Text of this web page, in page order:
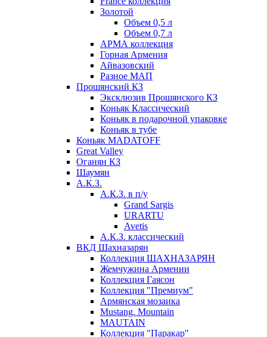
Золотой
Объем 0,5 л
Объем 0,7 л
АРМА коллекция
Горная Армения
Айвазовский
Разное МАП
Прошянский КЗ
Эксклюзив Прошянского КЗ
Коньяк Классический
Коньяк в подарочной упаковке
Коньяк в тубе
Коньяк MADATOFF
Great Valley
Оганян КЗ
Шаумян
А.К.З.
А.К.З. в п/у
Grand Sargis
URARTU
Avetis
А.К.З. классический
ВКД Шахназарян
Коллекция ШАХНАЗАРЯН
Жемчужина Армении
Коллекция Гаясон
Коллекция "Премиум"
Армянская мозаика
Mustang. Mountain
MAUTAIN
Коллекция "Паракар"